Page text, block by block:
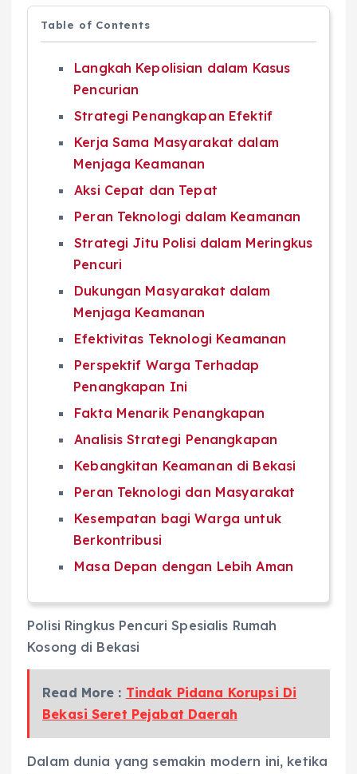
Table of Contents
Langkah Kepolisian dalam Kasus
Pencurian
Strategi Penangkapan Efektif
Kerja Sama Masyarakat dalam
Menjaga Keamanan
Aksi Cepat dan Tepat
Peran Teknologi dalam Keamanan
Strategi Jitu Polisi dalam Meringkus
Pencuri
Dukungan Masyarakat dalam
Menjaga Keamanan
Efektivitas Teknologi Keamanan
Perspektif Warga Terhadap
Penangkapan Ini
Fakta Menarik Penangkapan
Analisis Strategi Penangkapan
Kebangkitan Keamanan di Bekasi
Peran Teknologi dan Masyarakat
Kesempatan bagi Warga untuk
Berkontribusi
Masa Depan dengan Lebih Aman
Polisi Ringkus Pencuri Spesialis Rumah
Kosong di Bekasi
Read More : Tindak Pidana Korupsi Di
Bekasi Seret Pejabat Daerah
Dalam dunia yang semakin modern ini, ketika